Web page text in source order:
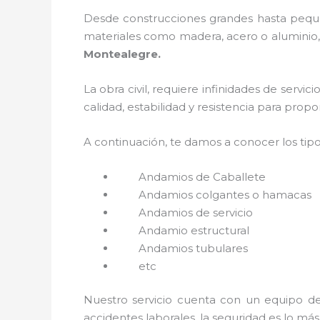
Desde construcciones grandes hasta
materiales como madera, acero o
Montealegre.
La obra civil, requiere infinidades de
calidad, estabilidad y resistencia para
A continuación, te damos a conocer los
Andamios de Caballete
Andamios colgantes o hamacas
Andamios de servicio
Andamio estructural
Andamios tubulares
etc
Nuestro servicio cuenta con un equipo